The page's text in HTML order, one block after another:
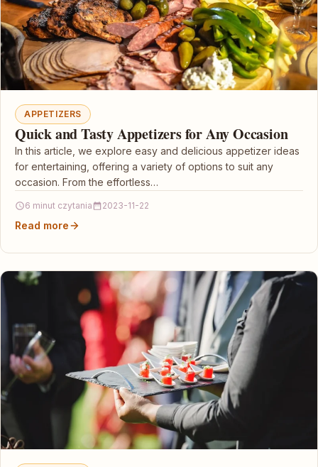
APPETIZERS
Quick and Tasty Appetizers for Any Occasion
In this article, we explore easy and delicious appetizer ideas
for entertaining, offering a variety of options to suit any
occasion. From the effortless…
6 minut czytania 2023-11-22
Read more